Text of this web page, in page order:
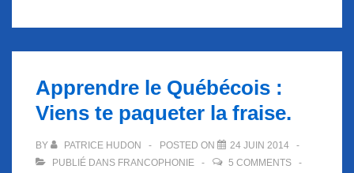
Apprendre le Québécois :
Viens te paqueter la fraise.
BY PATRICE HUDON POSTED ON
24 JUIN 2014
PUBLIÉ DANS FRANCOPHONIE
5 COMMENTS